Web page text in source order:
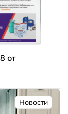
от
Новости